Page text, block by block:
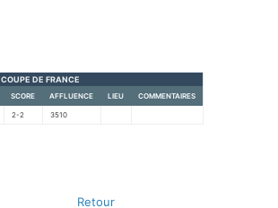
COUPE DE FRANCE
SCORE AFFLUENCE LIEU COMMENTAIRES
2-2 3510
Retour